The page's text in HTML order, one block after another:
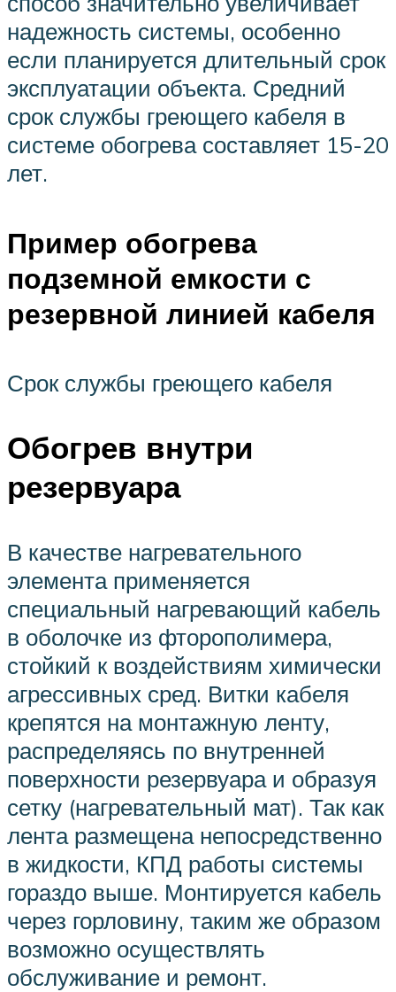
надежность системы, особенно
если планируется длительный срок
эксплуатации объекта. Средний
срок службы греющего кабеля в
системе обогрева составляет 15-20
лет.
Пример обогрева
подземной емкости с
резервной линией кабеля
Срок службы греющего кабеля
Обогрев внутри
резервуара
В качестве нагревательного
элемента применяется
специальный нагревающий кабель
в оболочке из фторополимера,
стойкий к воздействиям химически
агрессивных сред. Витки кабеля
крепятся на монтажную ленту,
распределяясь по внутренней
поверхности резервуара и образуя
сетку (нагревательный мат). Так как
лента размещена непосредственно
в жидкости, КПД работы системы
гораздо выше. Монтируется кабель
через горловину, таким же образом
возможно осуществлять
обслуживание и ремонт.